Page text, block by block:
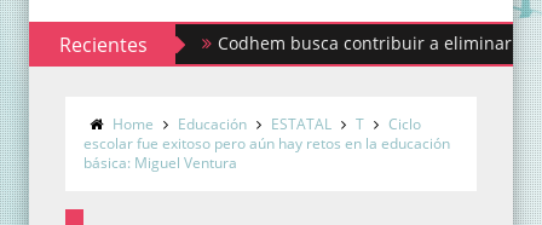
Recientes Codhem busca contribuir a eliminar los
Home Educación ESTATAL T
Ciclo
escolar fue exitoso pero aún hay retos en la educación
básica: Miguel Ventura